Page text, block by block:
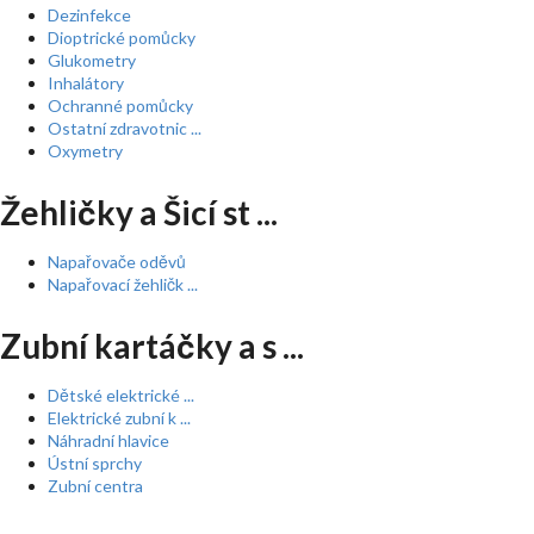
Dezinfekce
Dioptrické pomůcky
Glukometry
Inhalátory
Ochranné pomůcky
Ostatní zdravotnic ...
Oxymetry
Žehličky a Šicí st ...
Napařovače oděvů
Napařovací žehličk ...
Zubní kartáčky a s ...
Dětské elektrické ...
Elektrické zubní k ...
Náhradní hlavice
Ústní sprchy
Zubní centra